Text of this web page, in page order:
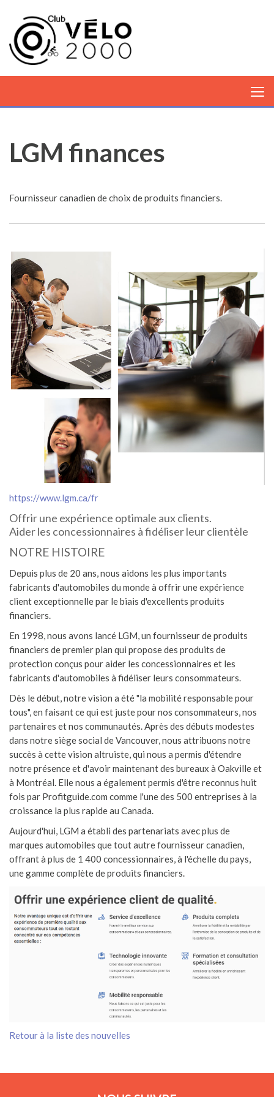
LGM finances
Fournisseur canadien de choix de produits financiers.
https://www.lgm.ca/fr
Offrir une expérience optimale aux clients.
Aider les concessionnaires à fidéliser leur clientèle
NOTRE HISTOIRE
Depuis plus de 20 ans, nous aidons les plus importants
fabricants d'automobiles du monde à offrir une expérience
client exceptionnelle par le biais d'excellents produits
financiers.
En 1998, nous avons lancé LGM, un fournisseur de produits
financiers de premier plan qui propose des produits de
protection conçus pour aider les concessionnaires et les
fabricants d'automobiles à fidéliser leurs consommateurs.
Dès le début, notre vision a été "la mobilité responsable pour
tous", en faisant ce qui est juste pour nos consommateurs, nos
partenaires et nos communautés. Après des débuts modestes
dans notre siège social de Vancouver, nous attribuons notre
succès à cette vision altruiste, qui nous a permis d'étendre
notre présence et d'avoir maintenant des bureaux à Oakville et
à Montréal. Elle nous a également permis d'être reconnus huit
fois par Profitguide.com comme l'une des 500 entreprises à la
croissance la plus rapide au Canada.
Aujourd'hui, LGM a établi des partenariats avec plus de
marques automobiles que tout autre fournisseur canadien,
offrant à plus de 1 400 concessionnaires, à l'échelle du pays,
une gamme complète de produits financiers.
Retour à la liste des nouvelles